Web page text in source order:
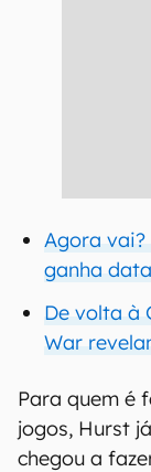
Agora
ganha
De volta à
War
Para quem é
jogos, Hurst
chegou a